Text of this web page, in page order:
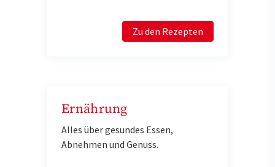
Zu den Rezepten
Ernährung
Alles über gesundes Essen,
Abnehmen und Genuss.